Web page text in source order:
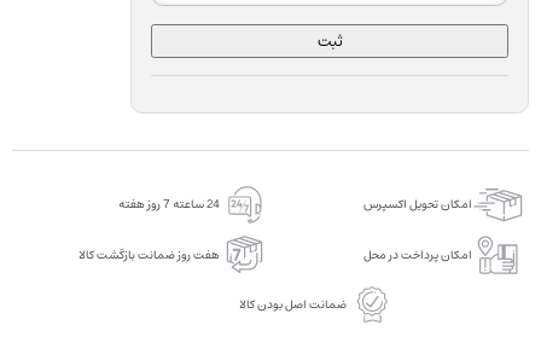
ثبت
امکان تحویل اکسپرس 24 ساعته 7 روز هفته
امکان پرداخت در محل هفت روز ضمانت بازگشت کالا
ضمانت اصل بودن کالا